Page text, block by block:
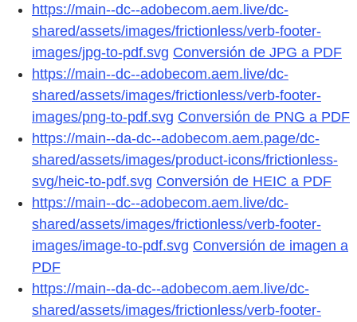
https://main--dc--adobecom.aem.live/dc-
shared/assets/images/frictionless/verb-footer-
images/jpg-to-pdf.svg Conversión de JPG a PDF
https://main--dc--adobecom.aem.live/dc-
shared/assets/images/frictionless/verb-footer-
images/png-to-pdf.svg Conversión de PNG a PDF
https://main--da-dc--adobecom.aem.page/dc-
shared/assets/images/product-icons/frictionless-
svg/heic-to-pdf.svg Conversión de HEIC a PDF
https://main--dc--adobecom.aem.live/dc-
shared/assets/images/frictionless/verb-footer-
images/image-to-pdf.svg Conversión de imagen a
PDF
https://main--da-dc--adobecom.aem.live/dc-
shared/assets/images/frictionless/verb-footer-